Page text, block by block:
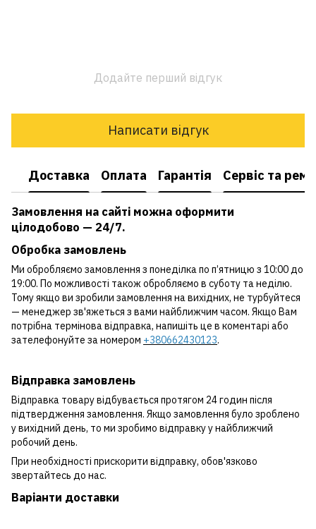
Додайте перший відгук
Написати відгук
Доставка Оплата Гарантія Сервіс та
Замовлення на сайті можна оформити
цілодобово — 24/7.
Обробка замовлень
Ми обробляємо замовлення з понеділка по п’ятницю з 10:00 до
19:00. По можливості також обробляємо в суботу та неділю.
Тому якщо ви зробили замовлення на вихідних, не турбуйтеся
— менеджер зв'яжеться з вами найближчим часом. Якщо Вам
потрібна термінова відправка, напишіть це в коментарі або
зателефонуйте за номером +380662430123.
Відправка замовлень
Відправка товару відбувається протягом 24 годин після
підтвердження замовлення. Якщо замовлення було зроблено
у вихідний день, то ми зробимо відправку у найближчий
робочий день.
При необхідності прискорити відправку, обов'язково
звертайтесь до нас.
Варіанти доставки